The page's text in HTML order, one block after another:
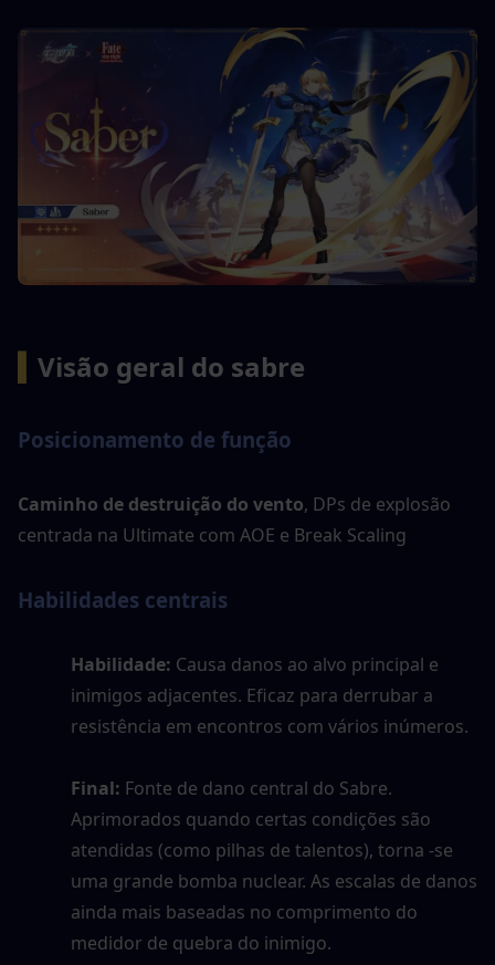
Visão geral do sabre
Posicionamento de função
Caminho de destruição do vento, DPs de explosão
centrada na Ultimate com AOE e Break Scaling
Habilidades centrais
Habilidade: Causa danos ao alvo principal e
inimigos adjacentes. Eficaz para derrubar a
resistência em encontros com vários inúmeros.
Final: Fonte de dano central do Sabre.
Aprimorados quando certas condições são
atendidas (como pilhas de talentos), torna -se
uma grande bomba nuclear. As escalas de danos
ainda mais baseadas no comprimento do
medidor de quebra do inimigo.